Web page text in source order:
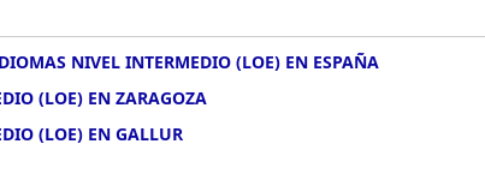
NIVEL INTERMEDIO (LOE) EN ESPAÑA
(LOE) EN ZARAGOZA
(LOE) EN GALLUR